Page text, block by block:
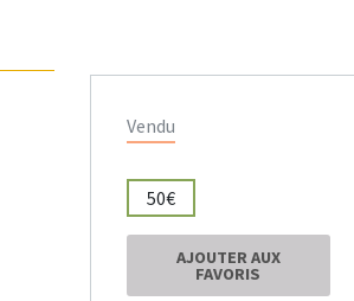
Vendu
50€
AJOUTER AUX
FAVORIS